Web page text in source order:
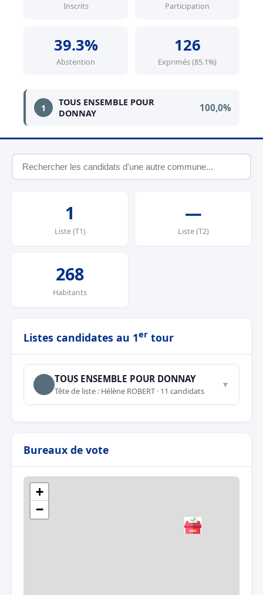
Inscrits Participation
39.3%
Abstention
126
Exprimés (85.1%)
1
TOUS ENSEMBLE POUR
DONNAY
100,0%
1
Liste (T1)
—
Liste (T2)
268
Habitants
Listes candidates au 1er tour
TOUS ENSEMBLE POUR DONNAY
Tête de liste : Hélène ROBERT · 11 candidats
▼
Bureaux de vote
+
−